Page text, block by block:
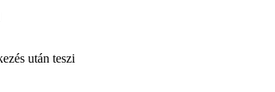
után teszi